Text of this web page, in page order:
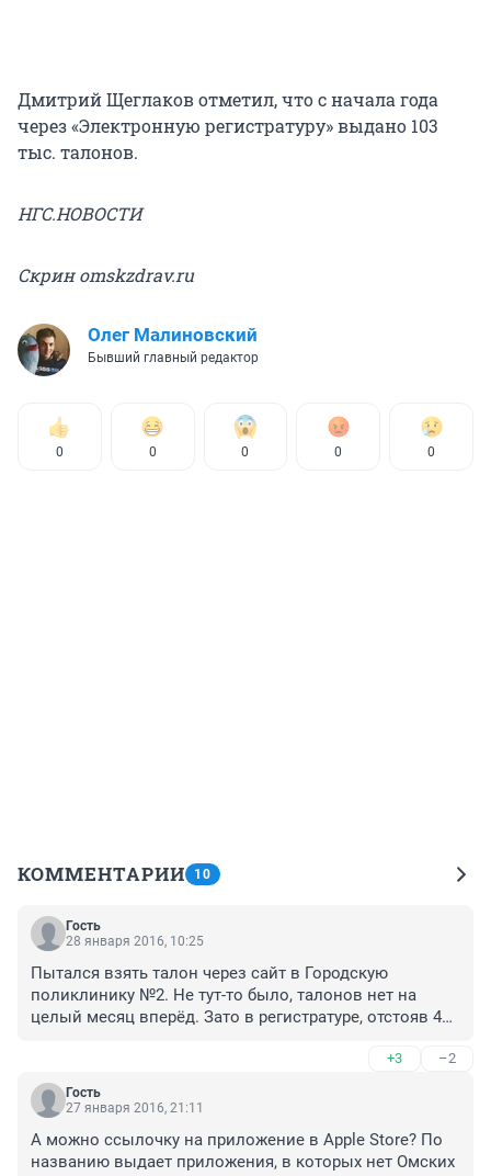
Дмитрий Щеглаков отметил, что с начала года
через «Электронную регистратуру» выдано 103
тыс. талонов.
НГС.НОВОСТИ
Скрин omskzdrav.ru
Олег Малиновский
Бывший главный редактор
0 0 0 0 0
КОММЕНТАРИИ 10
Гость
28 января 2016, 10:25
Пытался взять талон через сайт в Городскую
поликлинику №2. Не тут-то было, талонов нет на
целый месяц вперёд. Зато в регистратуре, отстояв 40
"живой" очереди, надеясь на 10-минутное окно.
+3 –2
Гость
27 января 2016, 21:11
А можно ссылочку на приложение в Apple Store? По
названию выдает приложения, в которых нет Омских